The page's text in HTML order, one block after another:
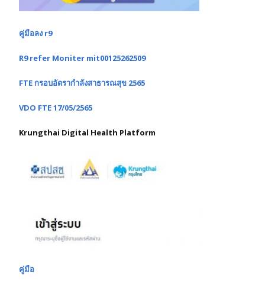
คู่มือลง r9
R9 refer Moniter mit00125262509
FTE กรอบอัตรากำลังสาธารณสุข 2565
VDO FTE 17/05/2565
Krungthai Digital Health Platform
คู่มือ